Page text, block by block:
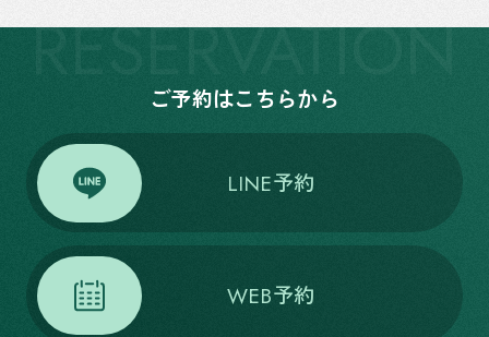
RESERVATION
ご予約はこちらから
LINE予約
WEB予約